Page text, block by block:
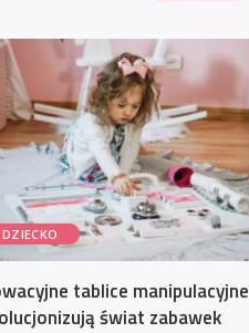
DZIECKO
tablice manipulacyjne
świat zabawek